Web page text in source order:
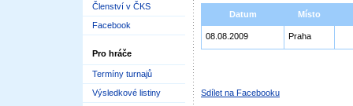
Členství v ČKS
Facebook
Pro hráče
Termíny turnajů
Výsledkové listiny
Datum Místo
08.08.2009 Praha
Sdílet na Facebooku